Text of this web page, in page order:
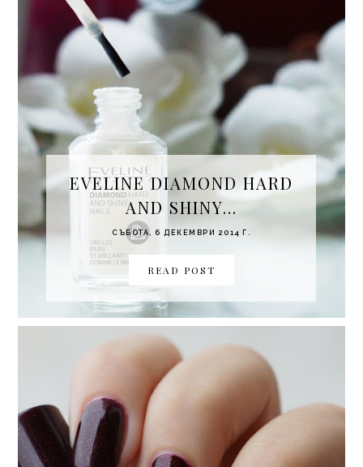
EVELINE DIAMOND HARD
AND SHINY...
СЪБОТА, 6 ДЕКЕМВРИ 2014 Г.
READ POST